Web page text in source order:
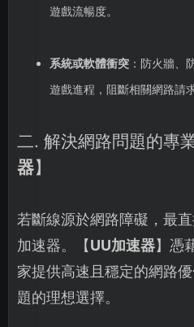
遊戲流暢度。
系統或軟體衝突：防火牆、
遊戲進程，阻斷相關網路請
二. 解決網路問題的專
器】
若斷線源於網路障礙，最
加速器。【UU加速器】憑
家提供高速且穩定的網路
題的理想選擇。